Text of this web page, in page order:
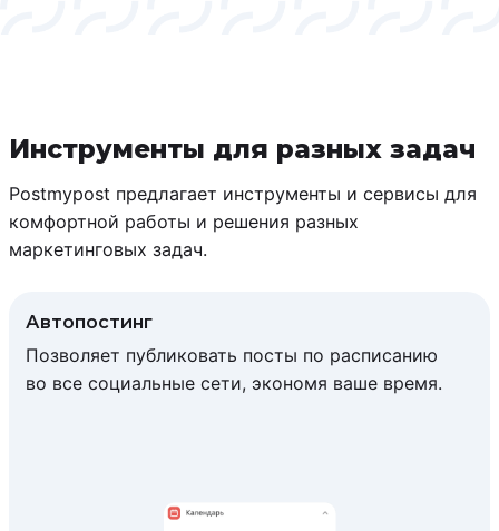
Инструменты для разных задач
Postmypost предлагает инструменты и сервисы для
комфортной работы и решения разных
маркетинговых задач.
Автопостинг
Позволяет публиковать посты по расписанию
во все социальные сети, экономя ваше время.